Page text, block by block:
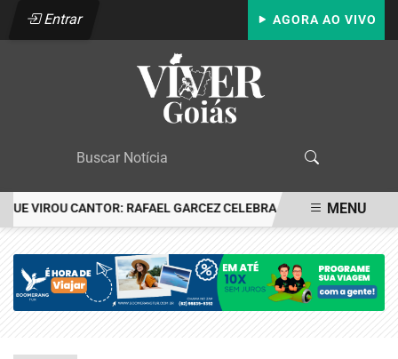
Entrar AGORA AO VIVO
VIROU CANTOR: RAFAEL GARCEZ CELEBRA 24 ANOS COM FESTA
MENU